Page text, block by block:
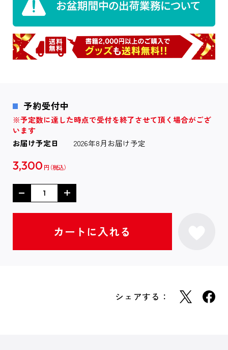
予約受付中
※予定数に達した時点で受付を終了させて頂く場合がござ
います
お届け予定日
2026年8月お届け予定
3,300 円
シェアする：